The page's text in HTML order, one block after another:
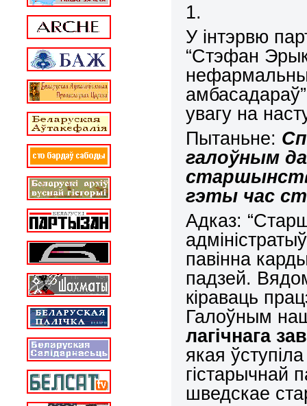
1.
У інтэрвю
“Стэфан
увагу на
Пытаньне:
галоўным
гэты час
Адказ:
павінна
падзей.
кіраваць
Галоўным
лагічнага
якая
гістарычнай
шведскае